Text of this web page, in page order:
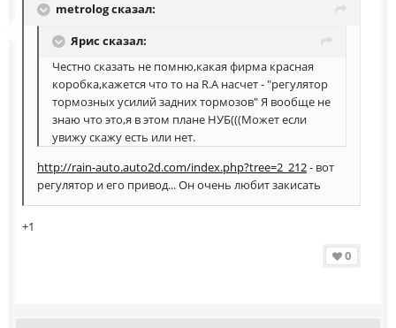
metrolog сказал:
Ярис сказал:
Честно сказать не помню,какая фирма красная
коробка,кажется что то на R.А насчет - "регулятор
тормозных усилий задних тормозов" Я вообще не
знаю что это,я в этом плане НУБ(((Может если
увижу скажу есть или нет.
http://rain-auto.auto2d.com/index.php?tree=2_212- вот
регулятор и его привод... Он очень любит закисать
+1
0